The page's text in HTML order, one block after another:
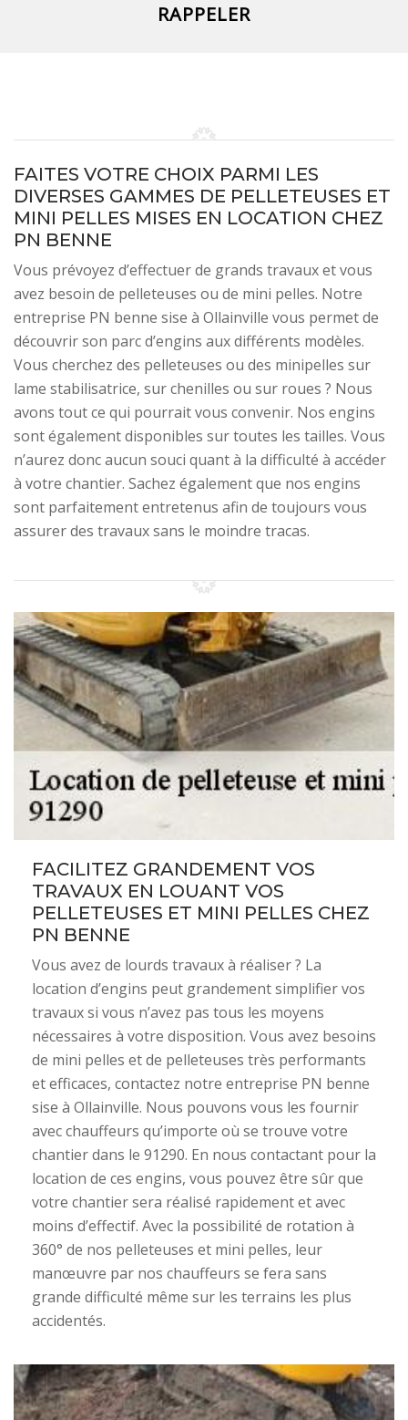
FAITES VOTRE CHOIX PARMI LES
DIVERSES GAMMES DE PELLETEUSES ET
MINI PELLES MISES EN LOCATION CHEZ
PN BENNE
Vous prévoyez d’effectuer de grands travaux et vous
avez besoin de pelleteuses ou de mini pelles. Notre
entreprise PN benne sise à Ollainville vous permet de
découvrir son parc d’engins aux différents modèles.
Vous cherchez des pelleteuses ou des minipelles sur
lame stabilisatrice, sur chenilles ou sur roues ? Nous
avons tout ce qui pourrait vous convenir. Nos engins
sont également disponibles sur toutes les tailles. Vous
n’aurez donc aucun souci quant à la difficulté à accéder
à votre chantier. Sachez également que nos engins
sont parfaitement entretenus afin de toujours vous
assurer des travaux sans le moindre tracas.
FACILITEZ GRANDEMENT VOS
TRAVAUX EN LOUANT VOS
PELLETEUSES ET MINI PELLES CHEZ
PN BENNE
Vous avez de lourds travaux à réaliser ? La
location d’engins peut grandement simplifier vos
travaux si vous n’avez pas tous les moyens
nécessaires à votre disposition. Vous avez besoins
de mini pelles et de pelleteuses très performants
et efficaces, contactez notre entreprise PN benne
sise à Ollainville. Nous pouvons vous les fournir
avec chauffeurs qu’importe où se trouve votre
chantier dans le 91290. En nous contactant pour la
location de ces engins, vous pouvez être sûr que
votre chantier sera réalisé rapidement et avec
moins d’effectif. Avec la possibilité de rotation à
360° de nos pelleteuses et mini pelles, leur
manœuvre par nos chauffeurs se fera sans
grande difficulté même sur les terrains les plus
accidentés.